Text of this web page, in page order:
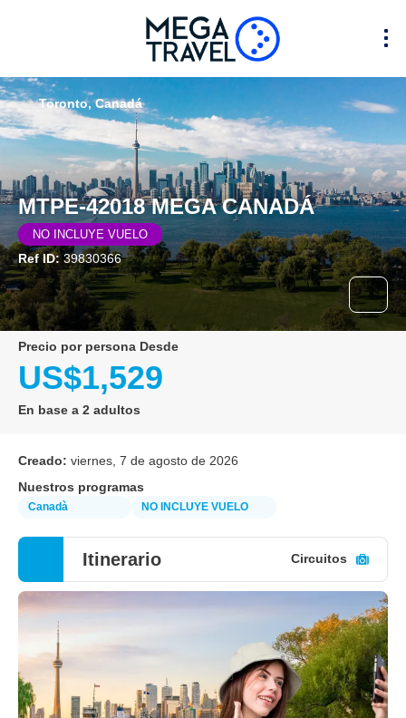
MTPE-42018 MEGA CANADÁ
NO INCLUYE VUELO
Ref ID: 39830366
Toronto, Canadá
precio por persona Desde
US$1,529
En base a 2 adultos
Creado: viernes, 7 de agosto de 2026
Nuestros programas
Canadà NO INCLUYE VUELO
Itinerario Circuitos